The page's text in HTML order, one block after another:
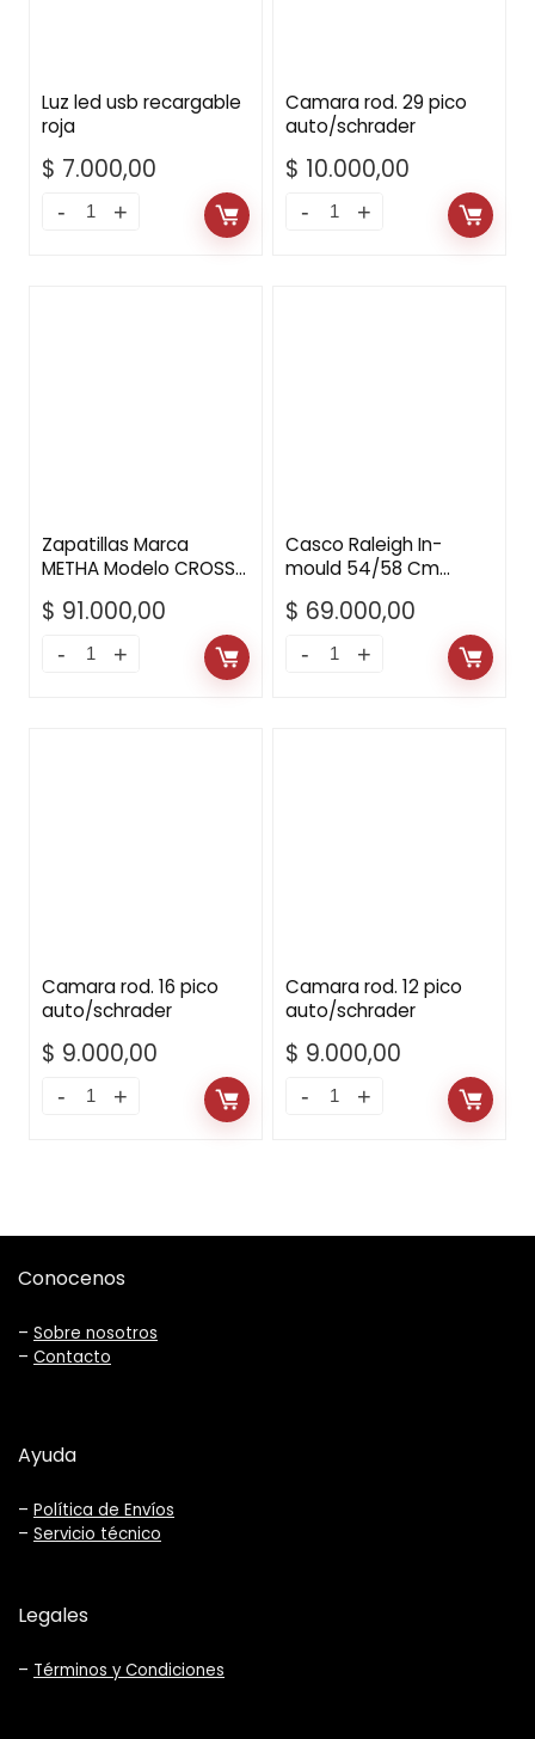
Luz led usb recargable
roja
$ 7.000,00
Camara rod. 29 pico
auto/schrader
$ 10.000,00
Zapatillas Marca
METHA Modelo CROSS
$ 91.000,00
Casco Raleigh In-
mould 54/58 Cm
$ 69.000,00
Camara rod. 16 pico
auto/schrader
$ 9.000,00
Camara rod. 12 pico
auto/schrader
$ 9.000,00
Conocenos
– Sobre nosotros
– Contacto
Ayuda
– Política de Envíos
– Servicio técnico
Legales
– Términos y Condiciones